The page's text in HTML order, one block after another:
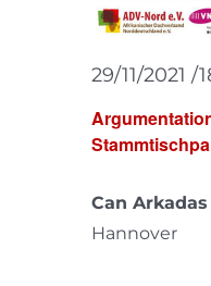
29/11/2021 /
Can Arkadas
Hannover